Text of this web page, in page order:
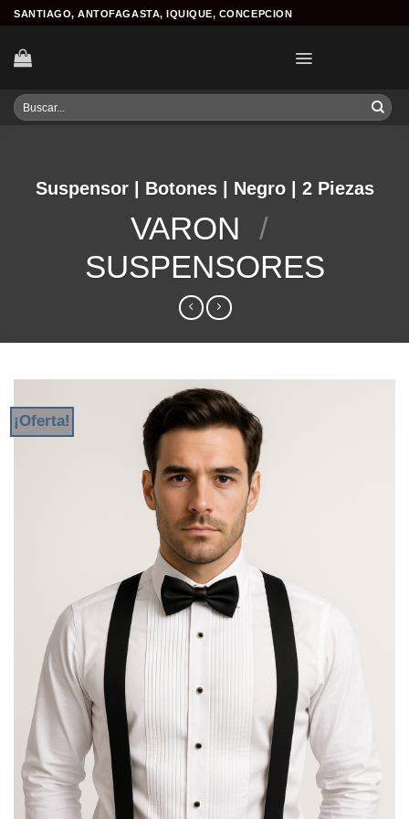
Skip
content
SANTIAGO, ANTOFAGASTA, IQUIQUE, CONCEPCION
Buscar
por:
Suspensor | Botones | Negro | 2 Piezas
VARON /
SUSPENSORES
¡Oferta!